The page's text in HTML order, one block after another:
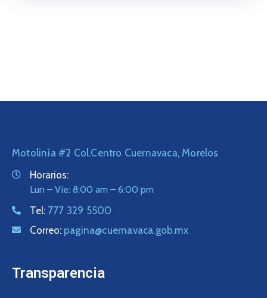
Motolinía #2 Col.Centro Cuernavaca, Morelos
Horarios:
Lun – Vie: 8:00 am – 6:00 pm
Tel: 777 329 5500
Correo: pagina@cuernavaca.gob.mx
Transparencia